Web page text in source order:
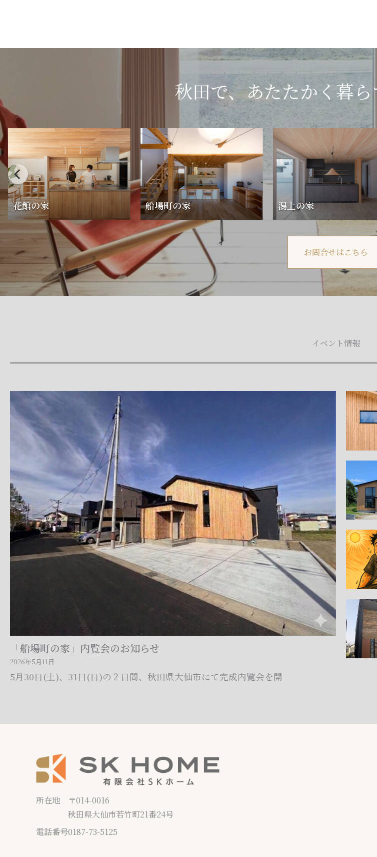
秋田で、あたたかく暮ら
花
館
の
家
花館の家
船
場
町
の
家
船場町の家
潟
上
の
家
潟上の家
お問合せはこちら
イベント情報
「船
場
覧
会
の
お
知
ら
せ
「船場町の家」内覧会のお知らせ
2026年5月11日
5月30日(土)、31日(日)の２日間、秋田県大仙市にて完成内覧会を開
1
月
17
日
(土)
－
2
月
13
日
(金)
秋
田
市
「桜
の
家」
完
成
見
知
成
見
学
会
の
お
知
ら
せ】
真
夏
の
高
性
能
住
宅、
体
験
せ
「朝
日
町
の
家」
所在地
〒014-0016
秋田県大仙市若竹町21番24号
電話番号0187-73-5125